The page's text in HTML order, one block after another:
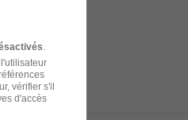
.
vérifier s'il
d'accès